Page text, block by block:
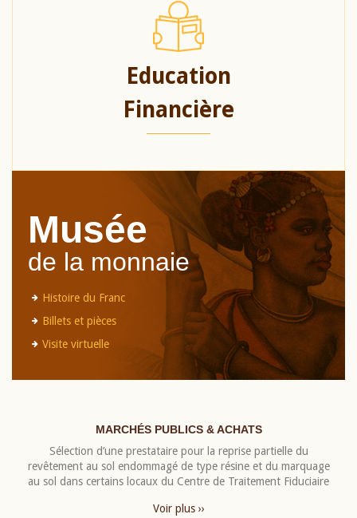
Education
Financière
Musée
de la monnaie
Histoire du Franc
Billets et pièces
Visite virtuelle
MARCHÉS PUBLICS & ACHATS
Sélection d’une prestataire pour la reprise partielle du
revêtement au sol endommagé de type résine et du marquage
au sol dans certains locaux du Centre de Traitement Fiduciaire
Voir plus ››